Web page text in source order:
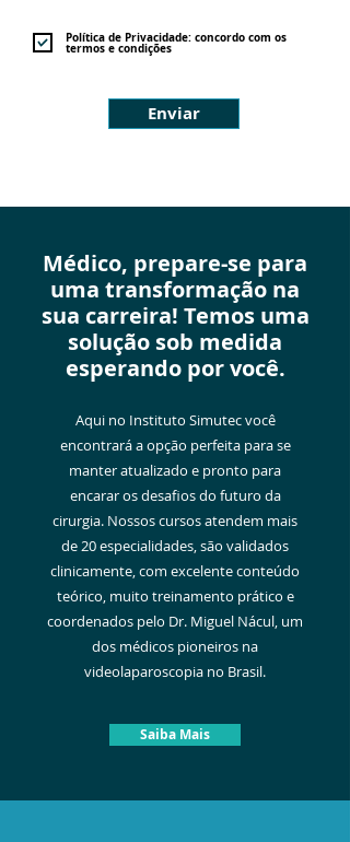
Política de Privacidade: concordo com os
termos e condições
Enviar
Médico, prepare-se para
uma transformação na
sua carreira! Temos uma
solução sob medida
esperando por você.
Aqui no Instituto Simutec você
encontrará a opção perfeita para se
manter atualizado e pronto para
encarar os desafios do futuro da
cirurgia. Nossos cursos atendem mais
de 20 especialidades, são validados
clinicamente, com excelente conteúdo
teórico, muito treinamento prático e
coordenados pelo Dr. Miguel Nácul, um
dos médicos pioneiros na
videolaparoscopia no Brasil.
Saiba Mais